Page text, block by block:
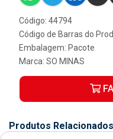
Código: 44794
Código de Barras do
Embalagem: Pacote
Marca: SO MINAS
Produtos Relacionados